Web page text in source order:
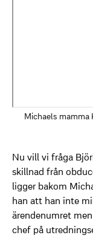
Michaels
Nu vill vi fråga
skillnad från
ligger bakom
han att han inte
ärendenumret
chef på